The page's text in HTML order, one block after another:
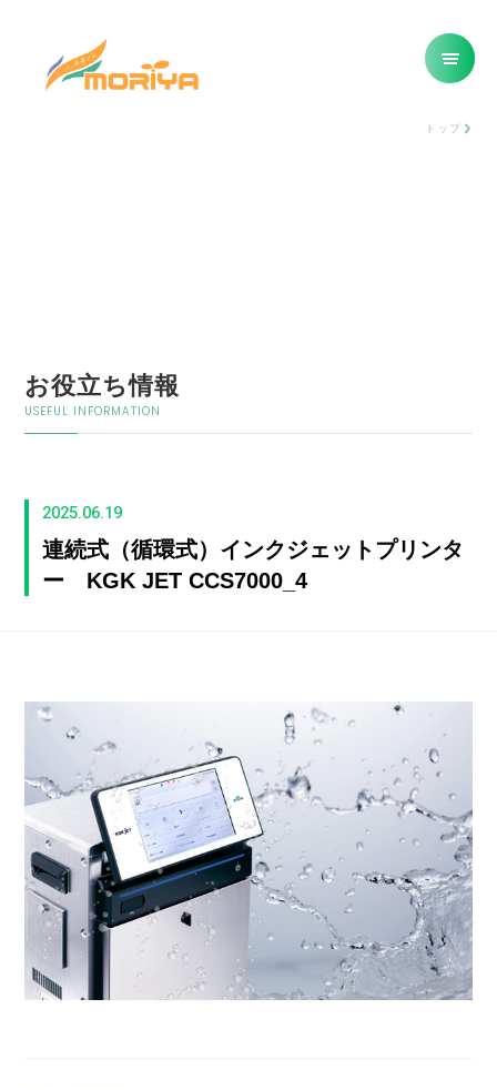
トップ
お役立ち情報
USEFUL INFORMATION
2025.06.19
連続式（循環式）インクジェットプリンタ
ー KGK JET CCS7000_4